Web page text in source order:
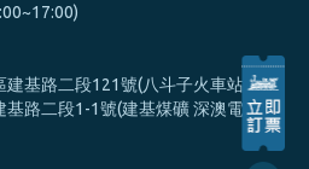
建基路二段121號(八斗子火車站旁)
路二段1-1號(建基煤礦 深澳電廠